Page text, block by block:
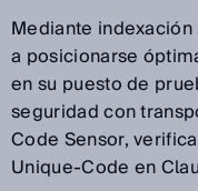
Mediante
a posicionarse
en su puesto de
seguridad con
Code Sensor,
Unique-Code en